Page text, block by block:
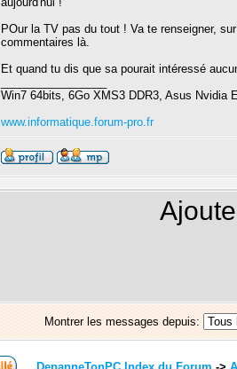
POur la TV pas du tout ! Va te renseigner,
commentaires là.
Et quand tu dis que sa pourait intéressé
Win7 64bits, 6Go XMS3 DDR3, Asus Nvidia
www.informatique.forum-pro.fr
Montrer les messages depuis: